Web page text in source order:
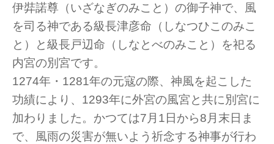
伊弉諾尊（いざなぎのみこと）の御子神で、風
を司る神である級長津彦命（しなつひこのみこ
と）と級長戸辺命（しなとべのみこと）を祀る
内宮の別宮です。
1274年・1281年の元寇の際、神風を起こした
功績により、1293年に外宮の風宮と共に別宮に
加わりました。かつては7月1日から8月末日ま
で、風雨の災害が無いよう祈念する神事が行わ